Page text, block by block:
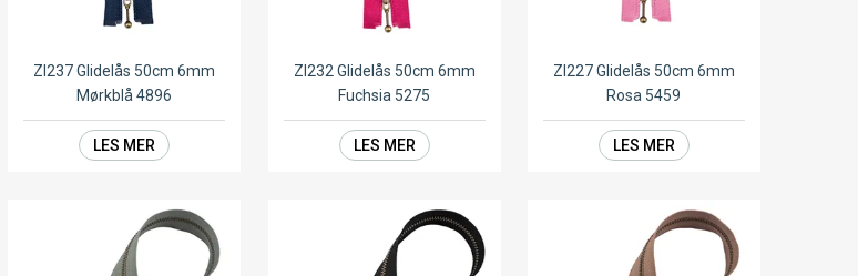
ZI237 Glidelås 50cm 6mm
Mørkblå 4896
LES MER
ZI232 Glidelås 50cm 6mm
Fuchsia 5275
LES MER
ZI227 Glidelås 50cm 6mm
Rosa 5459
LES MER